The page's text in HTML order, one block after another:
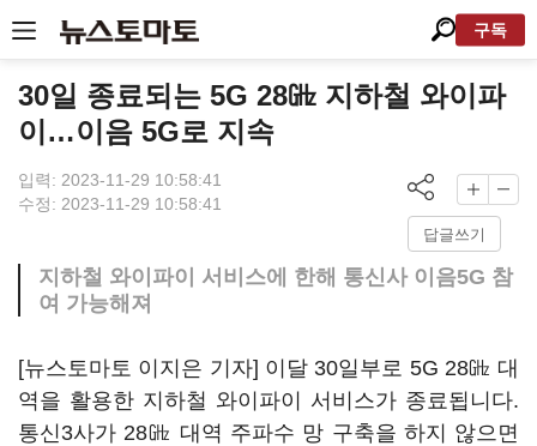
구독
30일 종료되는 5G 28㎓ 지하철 와이파
이…이음 5G로 지속
입력: 2023-11-29 10:58:41
수정: 2023-11-29 10:58:41
답글쓰기
지하철 와이파이 서비스에 한해 통신사 이음5G 참
여 가능해져
[뉴스토마토 이지은 기자] 이달 30일부로 5G 28㎓ 대
역을 활용한 지하철 와이파이 서비스가 종료됩니다.
통신3사가 28㎓ 대역 주파수 망 구축을 하지 않으면